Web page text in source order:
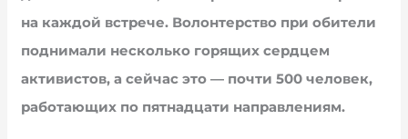
на каждой встрече. Волонтерство при обители
поднимали несколько горящих сердцем
активистов, а сейчас это — почти 500 человек,
работающих по пятнадцати направлениям.